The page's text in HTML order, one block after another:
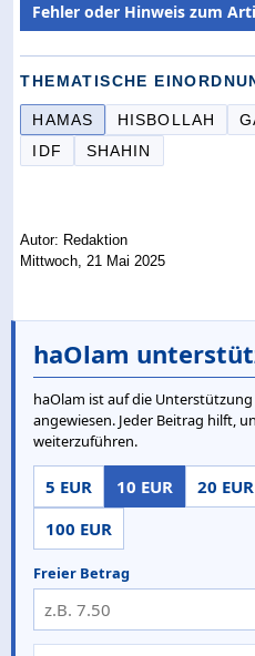
Fehler oder Hinweis zum
THEMATISCHE
HAMAS HISBOLLAH
IDF
SHAHIN
Autor: Redaktion
Mittwoch, 21 Mai 2025
haOlam
haOlam ist auf die
angewiesen. Jeder Beitrag hilft,
weiterzuführen.
5 EUR 10 EUR 20 EUR
100 EUR
Freier Betrag